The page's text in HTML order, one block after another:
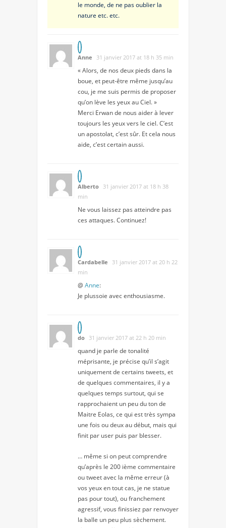
le monde, de ne pas oublier la
nature etc. etc.
Anne 31 janvier 2017 at 18 h 35 min
« Alors, de nos deux pieds dans la
boue, et peut-être même jusqu’au
cou, je me suis permis de proposer
qu’on lève les yeux au Ciel. »
Merci Erwan de nous aider à lever
toujours les yeux vers le ciel. C’est
un apostolat, c’est sûr. Et cela nous
aide, c’est certain aussi.
Alberto 31 janvier 2017 at 18 h 38
min
Ne vous laissez pas atteindre pas
ces attaques. Continuez!
Cardabelle
31 janvier 2017 at 20 h 22
min
@ Anne:
Je plussoie avec enthousiasme.
do 31 janvier 2017 at 22 h 20 min
quand je parle de tonalité
méprisante, je précise qu’il s’agit
uniquement de certains tweets, et
de quelques commentaires, il y a
quelques temps surtout, qui se
rapprochaient un peu du ton de
Maitre Eolas, ce qui est très sympa
une fois ou deux au début, mais qui
finit par user puis par blesser.
… même si on peut comprendre
qu’après le 200 ième commentaire
ou tweet avec la même erreur (à
vos yeux en tout cas, je ne statue
pas pour tout), ou franchement
agressif, vous finissiez par renvoyer
la balle un peu plus sèchement.